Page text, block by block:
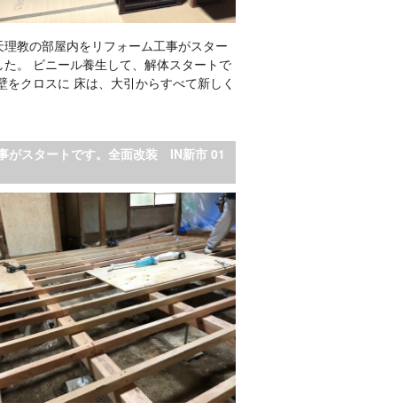
理教の部屋内をリフォーム工事がスター
た。 ビニール養生して、解体スタートで
をクロスに 床は、大引からすべて新しく
がスタートです。全面改装 IN新市 01